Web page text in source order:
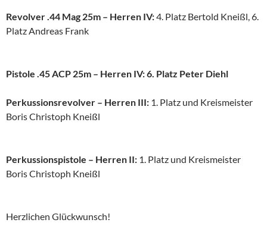
Revolver .44 Mag 25m – Herren IV:4. Platz Bertold Kneißl, 6.
Platz Andreas Frank
Pistole .45 ACP 25m – Herren IV: 6. Platz Peter Diehl
Perkussionsrevolver – Herren III: 1. Platz und Kreismeister
Boris Christoph Kneißl
Perkussionspistole – Herren II: 1. Platz und Kreismeister
Boris Christoph Kneißl
Herzlichen Glückwunsch!